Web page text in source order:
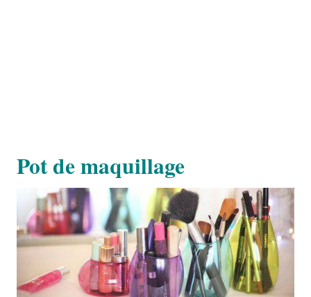
Pot de maquillage